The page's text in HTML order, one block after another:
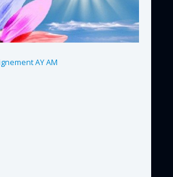
AY AM